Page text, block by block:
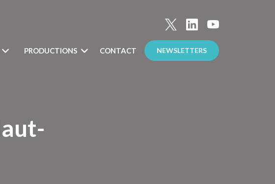
PRODUCTIONS CONTACT NEWSLETTERS